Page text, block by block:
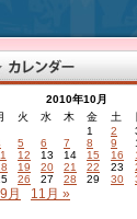
2010年10月
火 水 木 金 土
1
2
5 6 7 8 9
12 13 14 15 16
19 20 21 22 23
26 27 28 29 30
月 11月 »